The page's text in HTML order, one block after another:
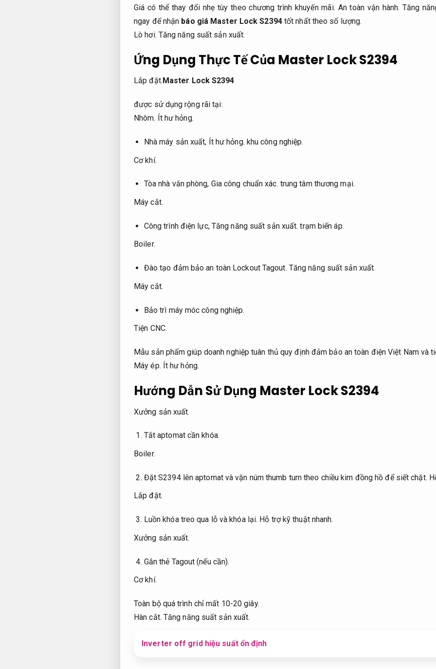
Giá có thể thay đổi nhẹ tùy theo chương trình khuyến mãi. An toàn vận hành. Tăng
ngay để nhận báo giá Master Lock S2394tốt nhất theo số lượng.
Lò hơi. Tăng năng suất sản xuất.
Ứng Dụng Thực Tế Của Master Lock S2394
Lắp đặt. Master Lock S2394
được sử dụng rộng rãi tại:
Nhôm. Ít hư hỏng.
Nhà máy sản xuất, Ít hư hỏng. khu công nghiệp.
Cơ khí.
Tòa nhà văn phòng, Gia công chuẩn xác. trung tâm thương mại.
Máy cắt.
Công trình điện lực, Tăng năng suất sản xuất. trạm biến áp.
Boiler.
Đào tạo đảm bảo an toàn Lockout Tagout. Tăng năng suất sản xuất.
Máy cắt.
Bảo trì máy móc công nghiệp.
Tiện CNC.
Mẫu sản phẩm giúp doanh nghiệp tuân thủ quy định đảm bảo an toàn điện Việt Nam và
Máy ép. Ít hư hỏng.
Hướng Dẫn Sử Dụng Master Lock S2394
Xưởng sản xuất.
Tắt aptomat cần khóa.
Boiler.
Đặt S2394 lên aptomat và vặn núm thumb turn theo chiều kim đồng hồ để siết chặt.
Lắp đặt.
Luồn khóa treo qua lỗ và khóa lại. Hỗ trợ kỹ thuật nhanh.
Xưởng sản xuất.
Gắn thẻ Tagout (nếu cần).
Cơ khí.
Toàn bộ quá trình chỉ mất 10-20 giây.
Hàn cắt. Tăng năng suất sản xuất.
Inverter off grid hiệu suất ổn định